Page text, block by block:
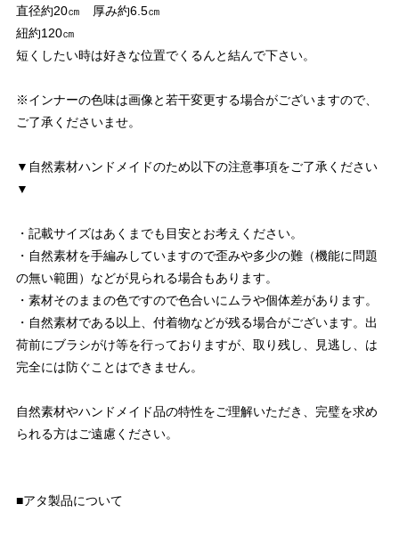
直径約20㎝ 厚み約6.5㎝
紐約120㎝
短くしたい時は好きな位置でくるんと結んで下さい。
※インナーの色味は画像と若干変更する場合がございますので、
ご了承くださいませ。
▼自然素材ハンドメイドのため以下の注意事項をご了承ください
▼
・記載サイズはあくまでも目安とお考えください。
・自然素材を手編みしていますので歪みや多少の難（機能に問題
の無い範囲）などが見られる場合もあります。
・素材そのままの色ですので色合いにムラや個体差があります。
・自然素材である以上、付着物などが残る場合がございます。出
荷前にブラシがけ等を行っておりますが、取り残し、見逃し、は
完全には防ぐことはできません。
自然素材やハンドメイド品の特性をご理解いただき、完璧を求め
られる方はご遠慮ください。
■アタ製品について